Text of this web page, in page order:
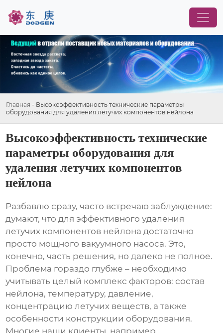
Главная - Высокоэффективность технические параметры
оборудования для удаления летучих компонентов нейлона
Высокоэффективность технические
параметры оборудования для
удаления летучих компонентов
нейлона
Разбавлю сразу, часто встречаю заблуждение:
думают, что для эффективного удаления
летучих компонентов нейлона достаточно
просто мощного вакуумного насоса. Это,
конечно, часть решения, но далеко не полное.
Проблема гораздо глубже – необходимо
учитывать целый комплекс факторов: состав
нейлона, температуру, давление,
концентрацию летучих веществ, а также
особенности конструкции оборудования.